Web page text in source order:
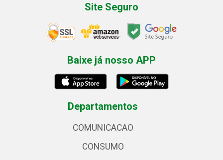
Site Seguro
Baixe já nosso APP
Departamentos
COMUNICACAO
CONSUMO